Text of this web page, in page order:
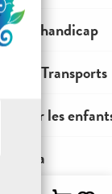
et handicap
& Transports
pour les
de ventes